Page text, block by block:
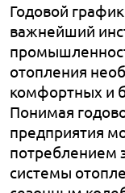
Годовой
важнейший
отопления
комфортных и
Понимая
предприятия
потреблением
системы